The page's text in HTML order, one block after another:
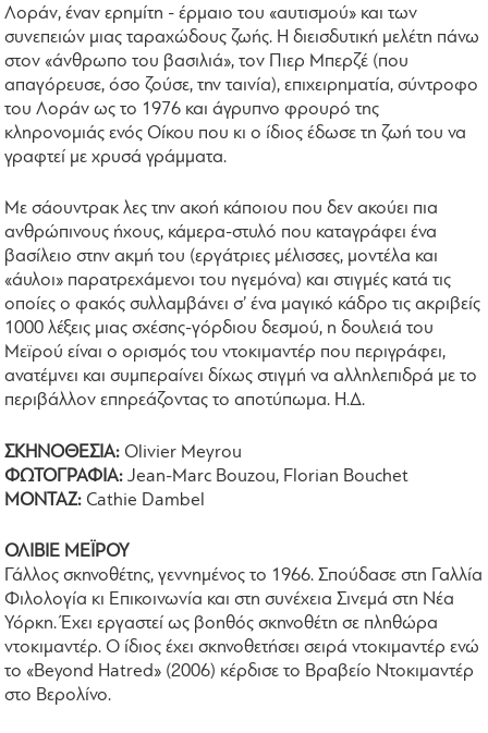
Λοράν, έναν ερημίτη - έρμαιο του «αυτισμού» και των
συνεπειών μιας ταραχώδους ζωής. Η διεισδυτική μελέτη πάνω
στον «άνθρωπο του βασιλιά», τον Πιερ Μπερζέ (που
απαγόρευσε, όσο ζούσε, την ταινία), επιχειρηματία, σύντροφο
του Λοράν ως το 1976 και άγρυπνο φρουρό της
κληρονομιάς ενός Οίκου που κι ο ίδιος έδωσε τη ζωή του να
γραφτεί με χρυσά γράμματα.
Με σάουντρακ λες την ακοή κάποιου που δεν ακούει πια
ανθρώπινους ήχους, κάμερα-στυλό που καταγράφει ένα
βασίλειο στην ακμή του (εργάτριες μέλισσες, μοντέλα και
«άυλοι» παρατρεχάμενοι του ηγεμόνα) και στιγμές κατά τις
οποίες ο φακός συλλαμβάνει σ’ ένα μαγικό κάδρο τις ακριβείς
1000 λέξεις μιας σχέσης-γόρδιου δεσμού, η δουλειά του
Μεϊρού είναι ο ορισμός του ντοκιμαντέρ που περιγράφει,
ανατέμνει και συμπεραίνει δίχως στιγμή να αλληλεπιδρά με το
περιβάλλον επηρεάζοντας το αποτύπωμα. Η.Δ.
ΣΚΗΝΟΘΕΣΙΑ: Olivier Meyrou
ΦΩΤΟΓΡΑΦΙΑ: Jean-Marc Bouzou, Florian Bouchet
ΜΟΝΤΑΖ: Cathie Dambel
ΟΛΙΒΙΕ ΜΕΪΡΟΥ
Γάλλος σκηνοθέτης, γεννημένος το 1966. Σπούδασε στη Γαλλία
Φιλολογία κι Επικοινωνία και στη συνέχεια Σινεμά στη Νέα
Υόρκη. Έχει εργαστεί ως βοηθός σκηνοθέτη σε πληθώρα
ντοκιμαντέρ. Ο ίδιος έχει σκηνοθετήσει σειρά ντοκιμαντέρ ενώ
το «Beyond Hatred» (2006) κέρδισε το Βραβείο Ντοκιμαντέρ
στο Βερολίνο.